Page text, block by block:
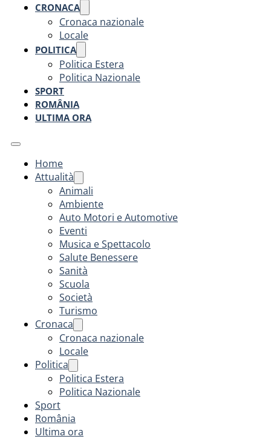
CRONACA
Cronaca nazionale
Locale
POLITICA
Politica Estera
Politica Nazionale
SPORT
ROMÂNIA
ULTIMA ORA
Home
Attualità
Animali
Ambiente
Auto Motori e Automotive
Eventi
Musica e Spettacolo
Salute Benessere
Sanità
Scuola
Società
Turismo
Cronaca
Cronaca nazionale
Locale
Politica
Politica Estera
Politica Nazionale
Sport
România
Ultima ora